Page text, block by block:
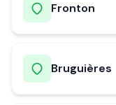
Fronton
Bruguières